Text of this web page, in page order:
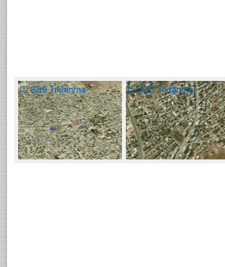
☐386 Tıklanma ☐323 Tıklanma